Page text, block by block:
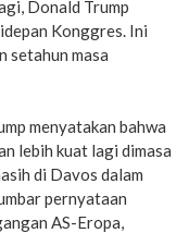
Donald Trump
Konggres. Ini
setahun masa
menyatakan bahwa
lebih kuat lagi dimasa
di Davos dalam
pernyataan
AS-Eropa,